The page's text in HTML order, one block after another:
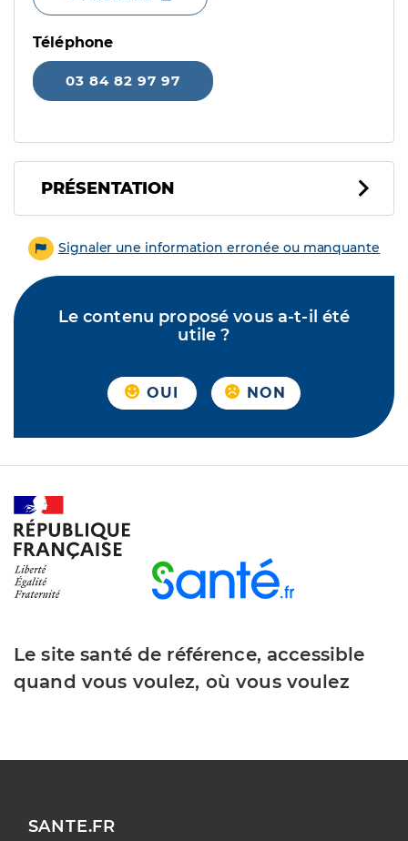
Téléphone
03 84 82 97 97
PRÉSENTATION
Signaler une information erronée ou manquante
Le contenu proposé vous a-t-il été
utile ?
OUI NON
Le site santé de référence, accessible
quand vous voulez, où vous voulez
SANTE.FR